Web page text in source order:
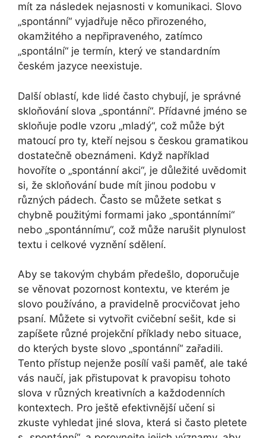
mít za následek nejasnosti v komunikaci. Slovo
„spontánní“ vyjadřuje něco přirozeného,
okamžitého a nepřipraveného, zatímco
„spontální“ je termín, který ve standardním
českém jazyce neexistuje.
Další oblastí, kde lidé často chybují, je správné
skloňování slova „spontánní“. Přídavné jméno se
skloňuje podle vzoru „mladý“, což může být
matoucí pro ty, kteří nejsou s českou gramatikou
dostatečně obeznámeni. Když například
hovoříte o „spontánní akci“, je důležité uvědomit
si, že skloňování bude mít jinou podobu v
různých pádech. Často se můžete setkat s
chybně použitými formami jako „spontánními“
nebo „spontánnímu“, což může narušit plynulost
textu i celkové vyznění sdělení.
Aby se takovým chybám předešlo, doporučuje
se věnovat pozornost kontextu, ve kterém je
slovo používáno, a pravidelně procvičovat jeho
psaní. Můžete si vytvořit cvičební sešit, kde si
zapíšete různé projekční příklady nebo situace,
do kterých byste slovo „spontánní“ zařadili.
Tento přístup nejenže posílí vaši paměť, ale také
vás naučí, jak přistupovat k pravopisu tohoto
slova v různých kreativních a každodenních
kontextech. Pro ještě efektivnější učení si
zkuste vyhledat jiné slova, která si často pletete